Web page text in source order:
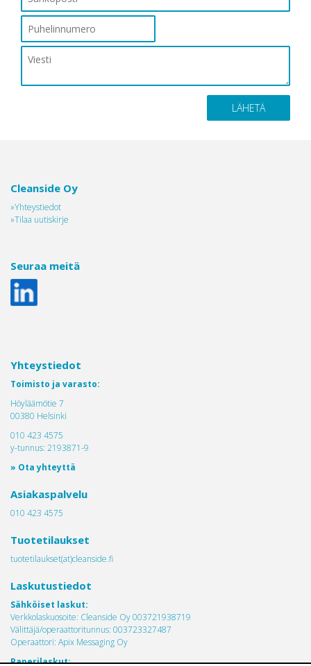
Cleanside Oy
»Yhteystiedot
»Tilaa uutiskirje
Seuraa meitä
Yhteystiedot
Toimisto ja varasto:
Höyläämötie 7
00380 Helsinki
010 423 4575
y-tunnus: 2193871-9
» Ota yhteyttä
Asiakaspalvelu
010 423 4575
Tuotetilaukset
tuotetilaukset(at)cleanside.fi
Laskutustiedot
Sähköiset laskut:
Verkkolaskuosoite: Cleanside Oy 003721938719
Välittäjä/operaattoritunnus: 003723327487
Operaattori: Apix Messaging Oy
Paperilaskut: